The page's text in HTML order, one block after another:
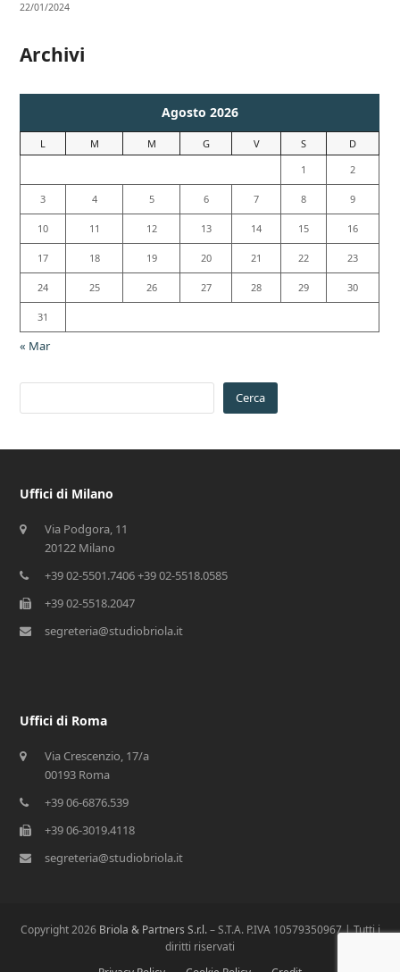
22/01/2024
Archivi
Agosto 2026
L M M G V S
D
1
2
3 4 5 6 7 8 9
10 11 12 13 14 15 16
17 18 19 20 21 22 23
24 25 26 27 28 29 30
31
« Mar
Cerca
Uffici di Milano
Via Podgora, 11
20122 Milano
+39 02-5501.7406 +39 02-5518.0585
+39 02-5518.2047
segreteria@studiobriola.it
Uffici di Roma
Via Crescenzio, 17/a
00193 Roma
+39 06-6876.539
+39 06-3019.4118
segreteria@studiobriola.it
Copyright 2026 Briola & Partners S.r.l.– S.T.A. P.IVA 10579350967 | Tutti i
diritti riservati